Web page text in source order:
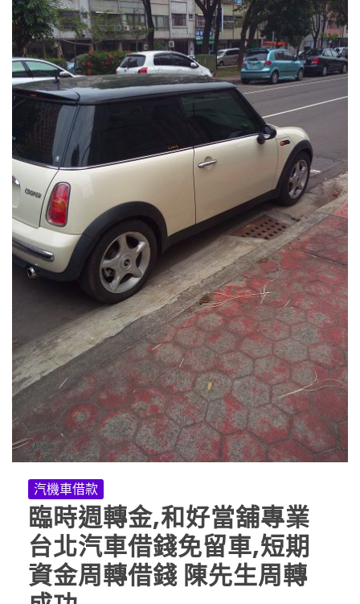
汽機車借款
臨時週轉金,和好當舖專業
台北汽車借錢免留車,短期
資金周轉借錢 陳先生周轉